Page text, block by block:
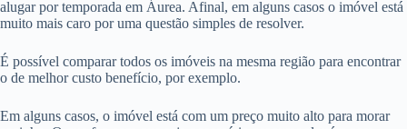
alugar por temporada em Áurea. Afinal, em alguns casos o imóvel está
muito mais caro por uma questão simples de resolver.
É possível comparar todos os imóveis na mesma região para encontrar
o de melhor custo benefício, por exemplo.
Em alguns casos, o imóvel está com um preço muito alto para morar